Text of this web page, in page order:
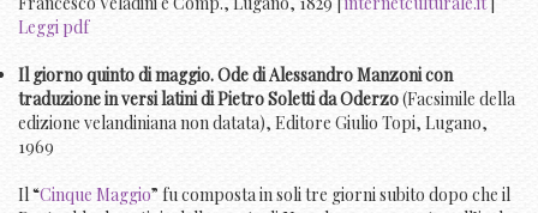
Leggi pdf
Il giorno quinto di maggio. Ode di Alessandro Manzoni con
traduzione in versi latini di Pietro Soletti da Oderzo(Facsimile della
edizione velandiniana non datata), Editore Giulio Topi, Lugano,
1969
Il “Cinque Maggio” fu composta in soli tre giorni subito dopo che il